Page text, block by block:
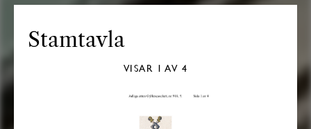
Stamtavla
VISAR 1 AV 4